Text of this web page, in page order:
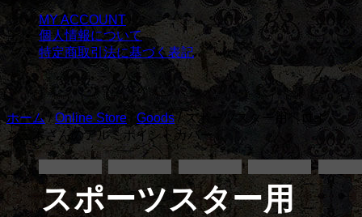
MY ACCOUNT
個人情報について
特定商取引法に基づく表記
ホーム/Online Store Goods/ スポーツスター用ヘロイ
ン三木さんのアルミポイントカバー
スポーツスター用